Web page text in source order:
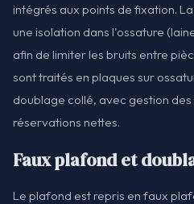
intégrés aux points de fixation.
une isolation dans l'ossature
afin de limiter les bruits entre
sont traités en plaques sur
doublage collé, avec gestion
réservations nettes.
Faux plafond et
Le plafond est repris en faux